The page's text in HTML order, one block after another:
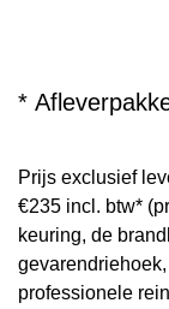
*
Prijs exclusief
€235 incl. btw*
keuring, de
professionele